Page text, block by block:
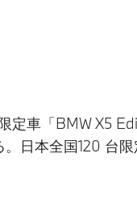
定車「BMW X5
日本全国120 台